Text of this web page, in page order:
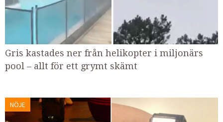
Gris kastades ner från helikopter i miljonärs
pool – allt för ett grymt skämt
NÖJE